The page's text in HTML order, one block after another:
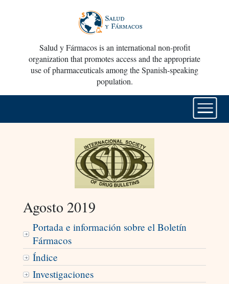
Salud y Fármacos is an international non-profit
organization that promotes access and the appropriate
use of pharmaceuticals among the Spanish-speaking
population.
Agosto 2019
Portada e información sobre el Boletín
Fármacos
Índice
Investigaciones